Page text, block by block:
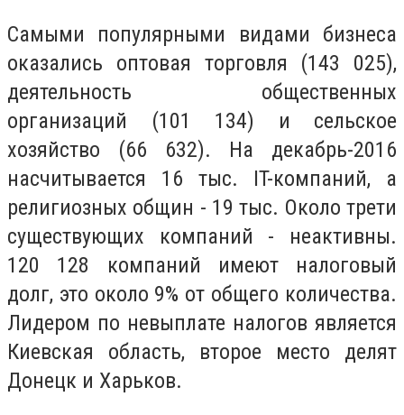
Самыми популярными видами бизнеса
оказались оптовая торговля (143 025),
деятельность общественных
организаций (101 134) и сельское
хозяйство (66 632). На декабрь-2016
насчитывается 16 тыс. IT-компаний, а
религиозных общин - 19 тыс. Около трети
существующих компаний - неактивны.
120 128 компаний имеют налоговый
долг, это около 9% от общего количества.
Лидером по невыплате налогов является
Киевская область, второе место делят
Донецк и Харьков.